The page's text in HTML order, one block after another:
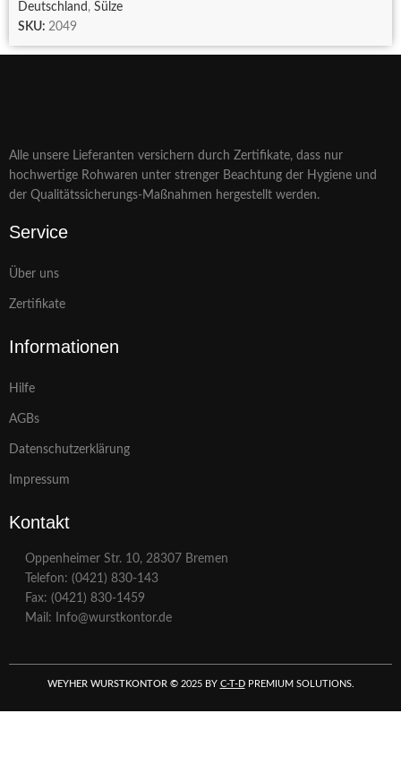
Deutschland , Sülze
SKU: 2049
Alle unsere Lieferanten versichern durch Zertifikate, dass nur
hochwertige Rohwaren unter strenger Beachtung der Hygiene und
der Qualitätssicherungs-Maßnahmen hergestellt werden.
Service
Über uns
Zertifikate
Informationen
Hilfe
AGBs
Datenschutzerklärung
Impressum
Kontakt
Oppenheimer Str. 10, 28307 Bremen
Telefon: (0421) 830-143
Fax: (0421) 830-1459
Mail: Info@wurstkontor.de
WEYHER WURSTKONTOR © 2025 BY C-T-DPREMIUM SOLUTIONS.